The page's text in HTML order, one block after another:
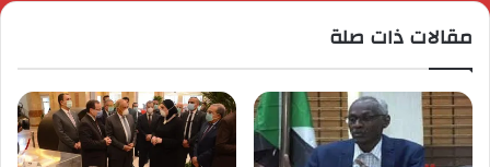
مقالات ذات صلة